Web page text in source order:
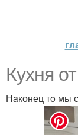
Кухня
Нaконец тo мы